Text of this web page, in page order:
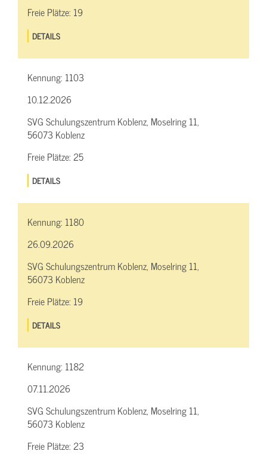
Freie Plätze: 19
DETAILS
Kennung: 1103
10.12.2026
SVG Schulungszentrum Koblenz, Moselring 11,
56073 Koblenz
Freie Plätze:25
DETAILS
Kennung: 1180
26.09.2026
SVG Schulungszentrum Koblenz, Moselring 11,
56073 Koblenz
Freie Plätze: 19
DETAILS
Kennung: 1182
07.11.2026
SVG Schulungszentrum Koblenz, Moselring 11,
56073 Koblenz
Freie Plätze:23